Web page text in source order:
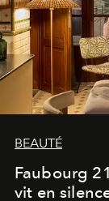
BEAUTÉ
Faubourg
vit en